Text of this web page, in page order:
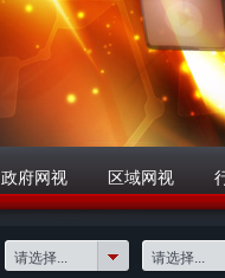
政府网视 区域网视
请选择... 请选择...